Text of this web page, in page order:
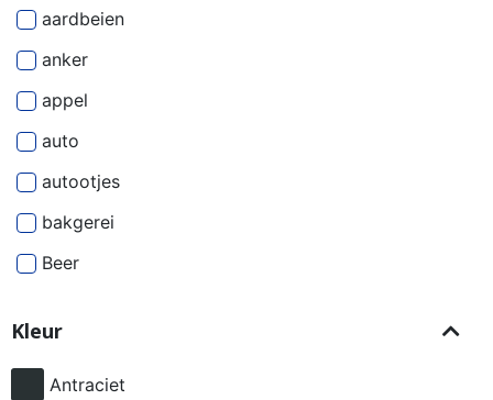
aardbeien
anker
appel
auto
autootjes
bakgerei
Beer
besjes
bier
Kleur
Antraciet